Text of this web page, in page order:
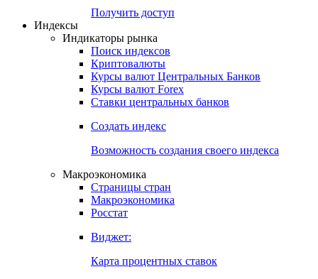
Получить доступ
Индексы
Индикаторы рынка
Поиск индексов
Криптовалюты
Курсы валют Центральных Банков
Курсы валют Forex
Ставки центральных банков
Создать индекс
Возможность создания своего индекса
Макроэкономика
Страницы стран
Макроэкономика
Росстат
Виджет:
Карта процентных ставок